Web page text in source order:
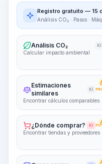
Registro gratuito — 15
Análisis CO₂ · Pasos ·
Análisis CO₂ KI
Calcular impacto ambiental
Estimaciones
similares
KI
Encontrar cálculos comparables
¿Dónde comprar? KI
Encontrar tiendas y proveedores